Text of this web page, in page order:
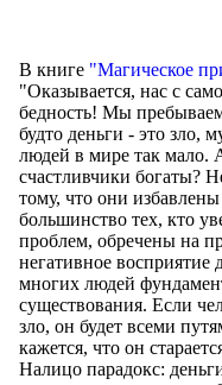
В книге "Магическое
"Оказывается, нас с
бедность! Мы пребываем
будто деньги - это зло,
людей в мире так мало.
счастливчики богаты?
тому, что они
большинство тех, кто
проблем, обречены на
негативное восприятие
многих людей
существования. Если
зло, он будет всеми
кажется, что он
Налицо парадокс: